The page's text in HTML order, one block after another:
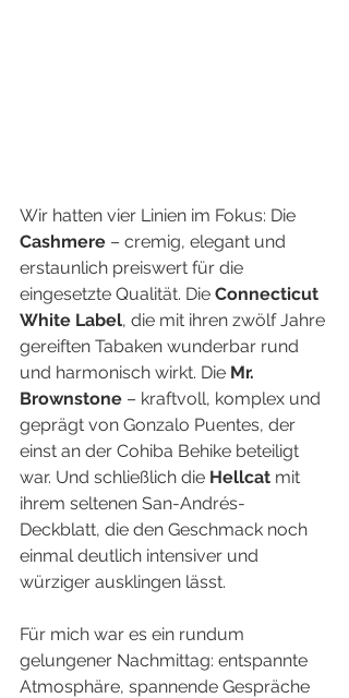
Wir hatten vier Linien im Fokus: Die
Cashmere – cremig, elegant und
erstaunlich preiswert für die
eingesetzte Qualität. Die Connecticut
White Label, die mit ihren zwölf Jahre
gereiften Tabaken wunderbar rund
und harmonisch wirkt. Die Mr.
Brownstone – kraftvoll, komplex und
geprägt von Gonzalo Puentes, der
einst an der Cohiba Behike beteiligt
war. Und schließlich die Hellcat mit
ihrem seltenen San-Andrés-
Deckblatt, die den Geschmack noch
einmal deutlich intensiver und
würziger ausklingen lässt.
Für mich war es ein rundum
gelungener Nachmittag: entspannte
Atmosphäre, spannende Gespräche